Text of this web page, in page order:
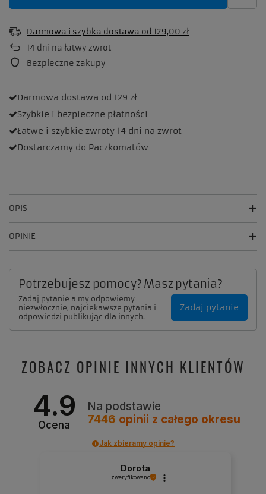
Darmowa i szybka dostawa od 129,00 zł
14 dni na łatwy zwrot
Bezpieczne zakupy
Darmowa dostawa od 129 zł
Szybkie i bezpieczne płatności
Łatwe i szybkie zwroty 14 dni na zwrot
Dostarczamy do Paczkomatów
OPIS
OPINIE
Potrzebujesz pomocy? Masz pytania?
Zadaj pytanie a my odpowiemy
niezwłocznie, najciekawsze pytania i
odpowiedzi publikując dla innych.
Zadaj pytanie
ZOBACZ OPINIE INNYCH KLIENTÓW
4.9
Ocena
Na podstawie
7446 opinii z całego okresu
Jak zbieramy opinie?
Dorota
zweryfikowano